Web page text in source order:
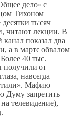
дело» с
Тихоном
тысяч
читают лекции. В
канал показал два
а в марте обвалом
40 тыс.
получили от
навсегда
Мафию
Думу запретить
телевидение),